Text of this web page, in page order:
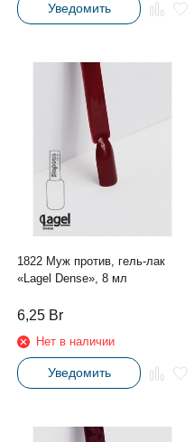
Уведомить
1822 Муж против, гель-лак
«Lagel Dense», 8 мл
6,25 Br
Нет в наличии
Уведомить